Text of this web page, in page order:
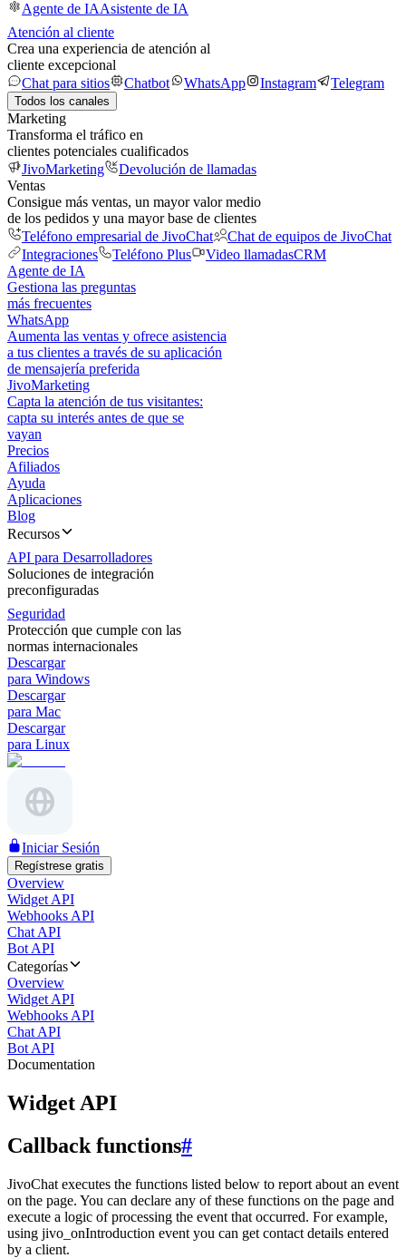
Agente de IAAsistente de IA
Atención al cliente
Crea una experiencia de atención al
cliente excepcional
Chat para sitios
Chatbot WhatsApp Instagram Telegram
Todos los canales
Marketing
Transforma el tráfico en
clientes potenciales cualificados
JivoMarketing
Devolución de llamadas
Ventas
Consigue más ventas, un mayor valor medio
de los pedidos y una mayor base de clientes
Teléfono empresarial de JivoChat
Chat de equipos de JivoChat
Integraciones
Teléfono Plus Video llamadasCRM
Agente de IA
Gestiona las preguntas
más frecuentes
WhatsApp
Aumenta las ventas y ofrece asistencia
a tus clientes a través de su aplicación
de mensajería preferida
JivoMarketing
Capta la atención de tus visitantes:
capta su interés antes de que se
vayan
Precios
Afiliados
Ayuda
Aplicaciones
Blog
Recursos
API para Desarrolladores
Soluciones de integración
preconfiguradas
Seguridad
Protección que cumple con las
normas internacionales
Descargar
para Windows
Descargar
para Mac
Descargar
para Linux
Iniciar Sesión
Regístrese gratis
Overview
Widget API
Webhooks API
Chat API
Bot API
Categorías
Overview
Widget API
Webhooks API
Chat API
Bot API
Documentation
Widget API
Callback functions#
JivoChat executes the functions listed below to report about an event
on the page. You can declare any of these functions on the page and
execute a logic of processing the event that occurred. For example,
using jivo_onIntroduction event you can get contact details entered
by a client.